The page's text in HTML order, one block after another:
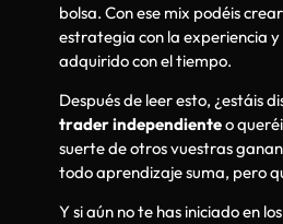
bolsa. Con ese mix podéis
estrategia con la experiencia
adquirido con el tiempo.
Después de leer esto, ¿estáis
trader independienteo
suerte de otros vuestras
todo aprendizaje suma, pero
Y si aún no te has iniciado en